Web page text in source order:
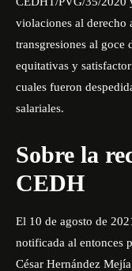
violaciones al derecho
transgresiones al goce
equitativas y
cuales fueron
salariales.
Sobre la
CEDH
El 10 de agosto de
notificada al entonces
César Hernández